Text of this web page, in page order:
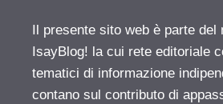
Il presente sito web è parte del
IsayBlog! la cui rete editoriale
tematici di informazione
contano sul contributo di